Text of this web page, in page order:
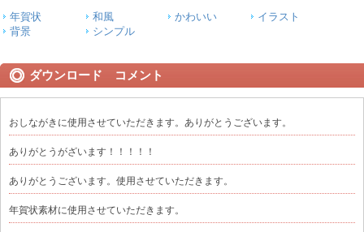
年賀状 和風 かわいい
イラスト
背景
シンプル
ダウンロード コメント
おしながきに使用させていただきます。ありがとうございます。
ありがとうがざいます！！！！！
ありがとうございます。使用させていただきます。
年賀状素材に使用させていただきます。